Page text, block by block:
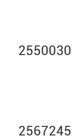
2550030
2567245